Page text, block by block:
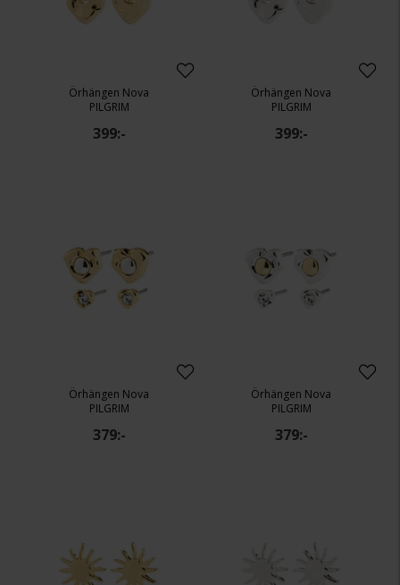
Örhängen Nova
PILGRIM
399:-
Örhängen Nova
PILGRIM
399:-
Örhängen Nova
PILGRIM
379:-
Örhängen Nova
PILGRIM
379:-